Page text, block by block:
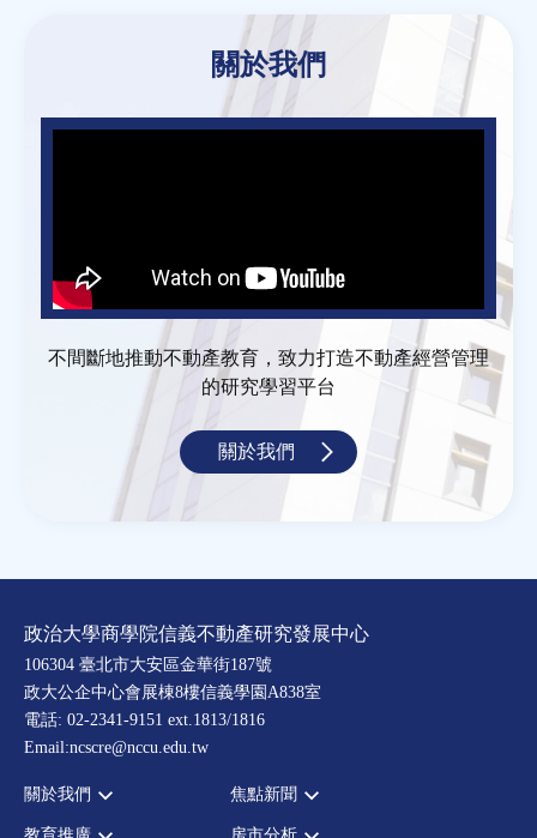
關於我們
不間斷地推動不動產教育，致力打造不動產經營管理
的研究學習平台
關於我們
政治大學商學院信義不動產研究發展中心
106304 臺北市大安區金華街187號
政大公企中心會展棟8樓信義學園A838室
電話: 02-2341-9151 ext.1813/1816
Email:ncscre@nccu.edu.tw
關於我們 焦點新聞